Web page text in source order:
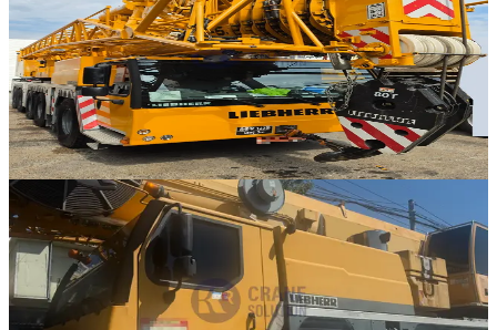
NEW
LTM 1230-5.1
2025년식 · 230톤
가격 문의
35
판매중
추천매물
Liebherr · AT 크레인· AT-304
NEW
LTM 1095-5.1